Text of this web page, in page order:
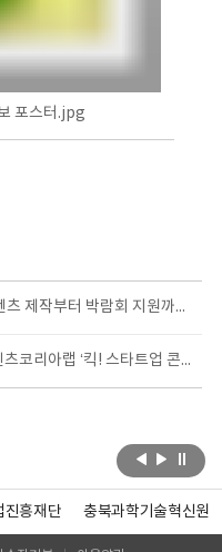
포스터.jpg
‘에듀테크콘’의 귀환 콘텐츠 제작부터 박람회 지원까지 충북콘텐츠코리아랩이 돕는다
스타트업 주목! 충북콘텐츠코리아랩 ‘킥! 스타트업 콘텐츠 제작 지원’가동
진흥재단 충북과학기술혁신원